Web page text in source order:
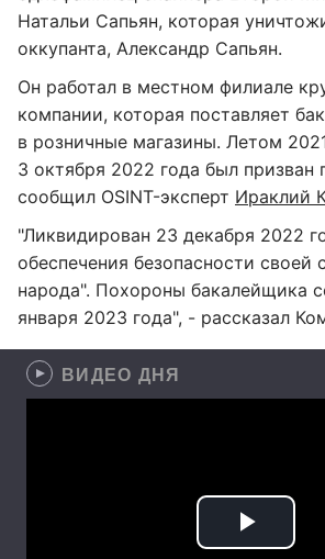
Натальи Сапьян, которая
оккупанта, Александр Сапьян.
Он работал в местном филиале
компании, которая поставляет
в розничные магазины. Летом
3 октября 2022 года был призван
сообщил OSINT-эксперт Ираклий
"Ликвидирован 23 декабря 2022
обеспечения безопасности своей
народа". Похороны бакалейщика
января 2023 года", - рассказал
ВИДЕО ДНЯ